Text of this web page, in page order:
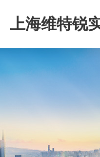
上海维特锐